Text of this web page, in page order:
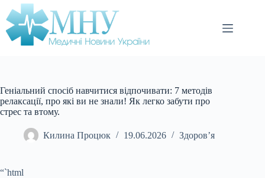
Перейти
до
вмісту
Геніальний спосіб навчитися відпочивати: 7 методів
релаксації, про які ви не знали! Як легко забути про
стрес та втому.
Килина Процюк 19.06.2026 Здоров’я
“`html